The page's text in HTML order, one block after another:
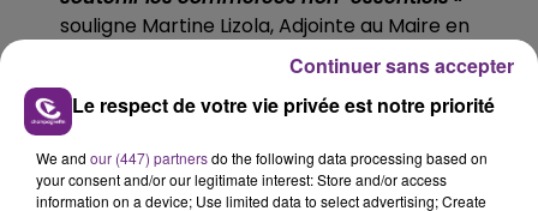
souligne Martine Lizola, Adjointe au Maire en
charge du centre-ville, du commerce et de
l'artisanat. Ces chèques de relance seront
également utilisables en ligne et pendant le
confinement.
Le respect de votre vie privée est notre priorité
We and our (447) partnersdo the following data processing based on
your consent and/or our legitimate interest: Store and/or access
information on a device; Use limited data to select advertising; Create
Continuer sans accepter